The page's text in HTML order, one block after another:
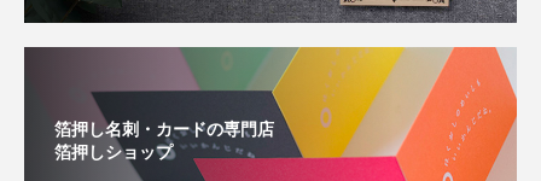
箔押し名刺・カードの専門店
箔押しショップ